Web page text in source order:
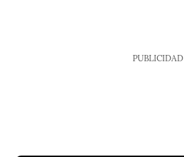
PUBLICIDAD